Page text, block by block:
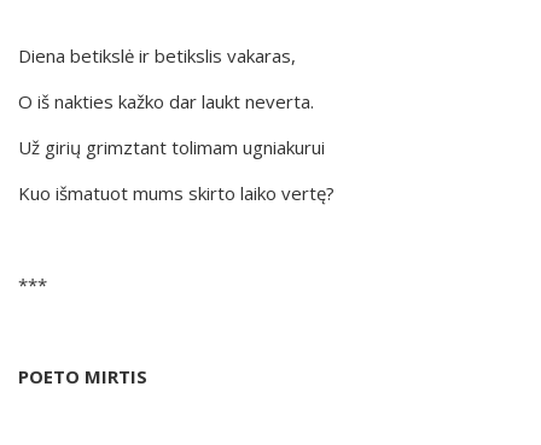
Diena betikslė ir betikslis vakaras,
O iš nakties kažko dar laukt neverta.
Už girių grimztant tolimam ugniakurui
Kuo išmatuot mums skirto laiko vertę?
***
POETO MIRTIS